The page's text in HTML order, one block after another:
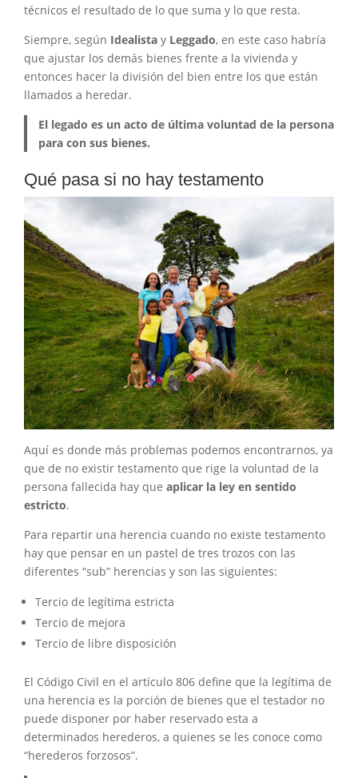
técnicos el resultado de lo que suma y lo que resta.
Siempre, según Idealista y Leggado, en este caso habría
que ajustar los demás bienes frente a la vivienda y
entonces hacer la división del bien entre los que están
llamados a heredar.
El legado es un acto de última voluntad de la persona
para con sus bienes.
Qué pasa si no hay testamento
Aquí es donde más problemas podemos encontrarnos, ya
que de no existir testamento que rige la voluntad de la
persona fallecida hay que aplicar la ley en sentido
estricto.
Para repartir una herencia cuando no existe testamento
hay que pensar en un pastel de tres trozos con las
diferentes “sub” herencias y son las siguientes:
Tercio de legítima estricta
Tercio de mejora
Tercio de libre disposición
El Código Civil en el artículo 806 define que la legítima de
una herencia es la porción de bienes que el testador no
puede disponer por haber reservado esta a
determinados herederos, a quienes se les conoce como
“herederos forzosos”.